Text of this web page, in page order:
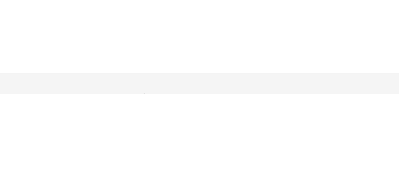
Компания